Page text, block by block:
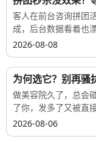
客人在前台咨询拼团
成，后台数据看着也
2026-08-08
为何选它？别再骚
做美容院久了，总会
了你，发多了又被直
2026-08-06